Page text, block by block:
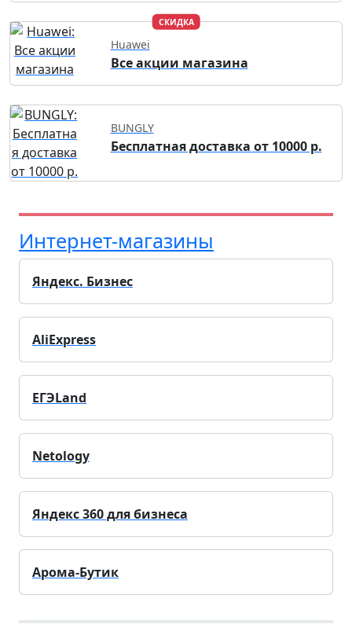
СКИДКА
Huawei
Все акции магазина
BUNGLY
Бесплатная доставка от 10000 р.
Интернет-магазины
Яндекс. Бизнес
AliExpress
ЕГЭLand
Netology
Яндекс 360 для бизнеса
Арома-Бутик